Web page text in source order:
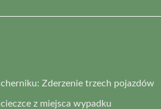
Zderzenie trzech pojazdów
z miejsca wypadku